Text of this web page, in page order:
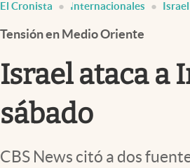
Infotechnology
Clase
Clima
Mundial 2026
Eventos Corporativos
El Cronista Internacionales Israel
Tensión en Medio Oriente
Israel ataca a
sábado
CBS News citó a dos